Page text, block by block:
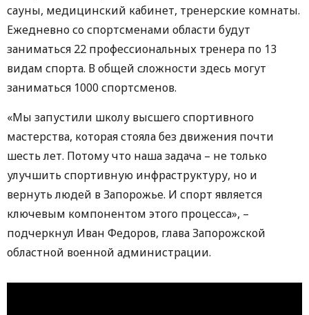
сауны, медицинский кабинет, тренерские комнаты.
Ежедневно со спортсменами области будут
заниматься 22 профессиональных тренера по 13
видам спорта. В общей сложности здесь могут
заниматься 1000 спортсменов.
«Мы запустили школу высшего спортивного
мастерства, которая стояла без движения почти
шесть лет. Потому что наша задача – не только
улучшить спортивную инфраструктуру, но и
вернуть людей в Запорожье. И спорт является
ключевым компонентом этого процесса», –
подчеркнул Иван Федоров, глава Запорожской
областной военной администрации.